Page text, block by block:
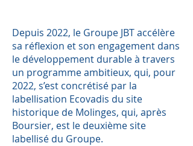
Depuis 2022, le Groupe JBT accélère
sa réflexion et son engagement dans
le développement durable à travers
un programme ambitieux, qui, pour
2022, s’est concrétisé par la
labellisation Ecovadis du site
historique de Molinges, qui, après
Boursier, est le deuxième site
labellisé du Groupe.